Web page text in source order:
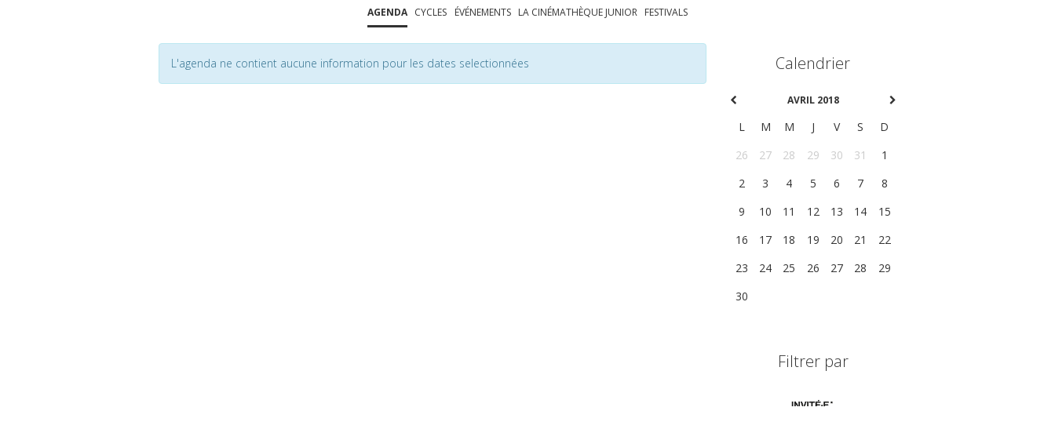
AGENDA CYCLES ÉVÉNEMENTS LA CINÉMATHÈQUE JUNIOR FESTIVALS
L'agenda ne contient aucune information pour les dates selectionnées Calendrier
AVRIL 2018
L M M J V S
D
26
27 28 29 30 31
1
2
3 4 5 6 7
8
9
10 11 12 13 14
15
16
17 18 19 20 21
22
23
24 25 26 27 28
29
30
Filtrer par